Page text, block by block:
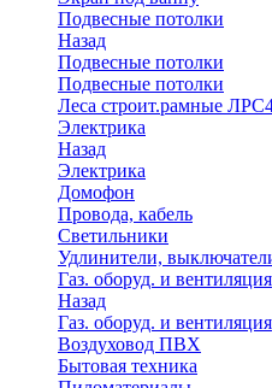
Подвесные потолки
Назад
Подвесные потолки
Подвесные потолки
Леса строит.рамные
Электрика
Назад
Электрика
Домофон
Провода, кабель
Светильники
Удлинители,
Газ. оборуд. и вентиляция
Назад
Газ. оборуд. и вентиляция
Воздуховод ПВХ
Бытовая техника